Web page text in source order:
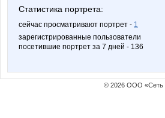
Статистика портрета:
сейчас просматривают портрет - 1
зарегистрированные пользователи
посетившие портрет за 7 дней - 136
© 2026 ООО «Сеть